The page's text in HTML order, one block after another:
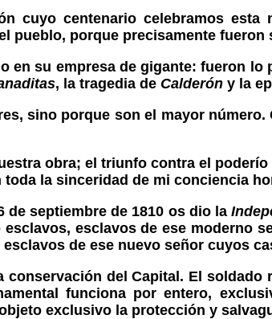
cuyo centenario celebramos
pueblo, porque precisamente
en su empresa de gigante: fueron
, la tragedia de Calderón y la
sino porque son el mayor
obra; el triunfo contra el
la sinceridad de mi conciencia
de septiembre de 1810 os dio la
esclavos de ese moderno
de ese nuevo señor cuyos
del Capital. El
funciona por entero,
exclusivo la protección y